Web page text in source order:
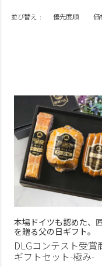
並び替え 優先度順 価
本場ドイツも認めた、
を贈る父の日ギフト。
DLGコンテスト受賞
ギフトセット-極み-